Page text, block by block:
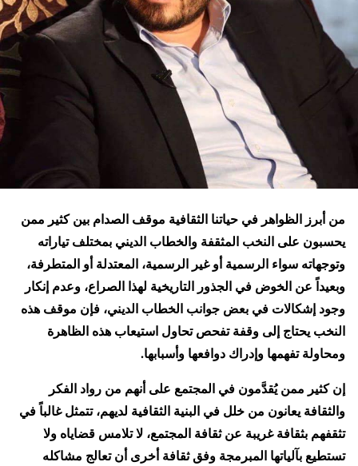
من أبرز الظواهر في حياتنا الثقافية موقف الصدام بين كثير ممن
يحسبون على النخب المثقفة والخطاب الديني بمختلف تياراته
وتوجهاته سواء الرسمية أو غير الرسمية، المعتدلة أو المتطرفة،
وبعيداً عن الخوض في الجذور التاريخية لهذا الصراع، وعدم إنكار
وجود إشكالات في بعض جوانب الخطاب الديني، فإن موقف هذه
النخب يحتاج إلى وقفة تفحص تحاول استيعاب هذه الظاهرة
ومحاولة تفهمها وإدراك دوافعها وأسبابها.
إن كثير ممن يُقدَّمون في المجتمع على أنهم من رواد الفكر
والثقافة يعانون من خلل في البنية الثقافية لديهم، تتمثل غالباً في
تثقفهم بثقافة غريبة عن ثقافة المجتمع، لا تلامس قضاياه ولا
تستطيع بآلياتها المبرمجة وفق ثقافة أخرى أن تعالج مشاكله